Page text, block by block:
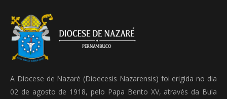
A Diocese de Nazaré (Dioecesis Nazarensis) foi erigida no dia
02 de agosto de 1918, pelo Papa Bento XV, através da Bula